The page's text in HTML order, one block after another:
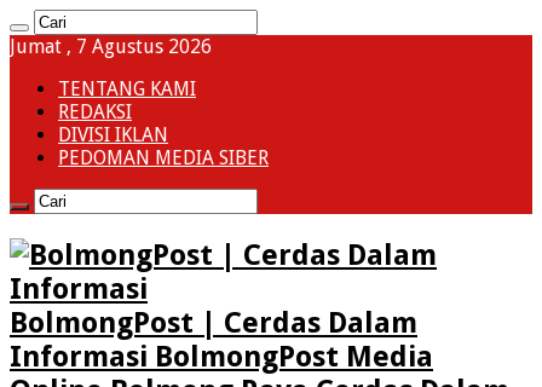
Jumat , 7 Agustus 2026
TENTANG KAMI
REDAKSI
DIVISI IKLAN
PEDOMAN MEDIA SIBER
BolmongPost | Cerdas Dalam
Informasi BolmongPost Media